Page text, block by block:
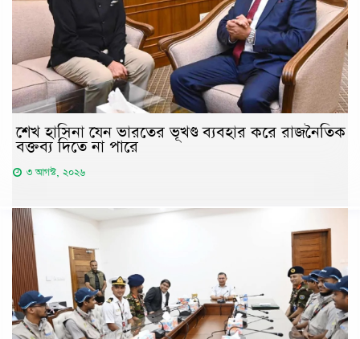
শেখ হাসিনা যেন ভারতের ভূখণ্ড ব্যবহার করে রাজনৈতিক
বক্তব্য দিতে না পারে
৩ আগস্ট, ২০২৬